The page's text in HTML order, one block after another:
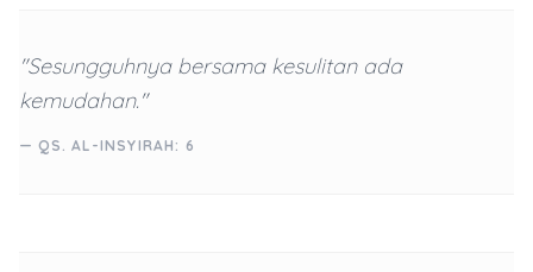
"Sesungguhnya bersama kesulitan ada
kemudahan."
— QS. AL-INSYIRAH: 6